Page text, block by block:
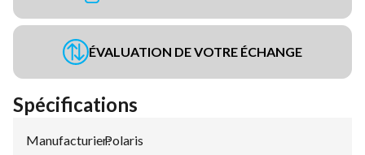
ÉVALUATION DE VOTRE ÉCHANGE
Spécifications
Manufacturier:
Polaris